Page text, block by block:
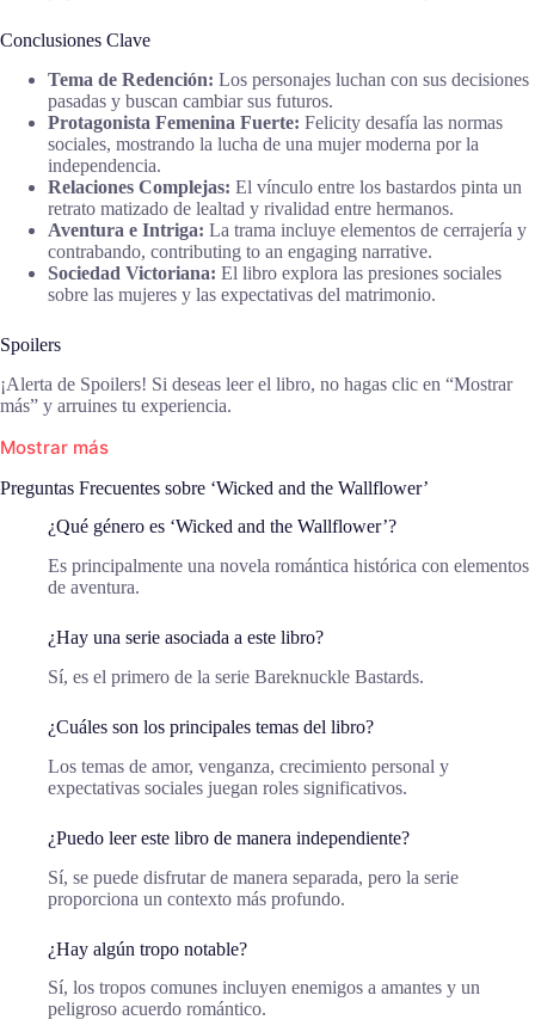
Conclusiones Clave
Tema de Redención: Los personajes luchan con sus decisiones
pasadas y buscan cambiar sus futuros.
Protagonista Femenina Fuerte: Felicity desafía las normas
sociales, mostrando la lucha de una mujer moderna por la
independencia.
Relaciones Complejas: El vínculo entre los bastardos pinta un
retrato matizado de lealtad y rivalidad entre hermanos.
Aventura e Intriga: La trama incluye elementos de cerrajería y
contrabando, contributing to an engaging narrative.
Sociedad Victoriana: El libro explora las presiones sociales
sobre las mujeres y las expectativas del matrimonio.
Spoilers
¡Alerta de Spoilers! Si deseas leer el libro, no hagas clic en “Mostrar
más” y arruines tu experiencia.
Mostrar más
Preguntas Frecuentes sobre ‘Wicked and the Wallflower’
¿Qué género es ‘Wicked and the Wallflower’?
Es principalmente una novela romántica histórica con elementos
de aventura.
¿Hay una serie asociada a este libro?
Sí, es el primero de la serie Bareknuckle Bastards.
¿Cuáles son los principales temas del libro?
Los temas de amor, venganza, crecimiento personal y
expectativas sociales juegan roles significativos.
¿Puedo leer este libro de manera independiente?
Sí, se puede disfrutar de manera separada, pero la serie
proporciona un contexto más profundo.
¿Hay algún tropo notable?
Sí, los tropos comunes incluyen enemigos a amantes y un
peligroso acuerdo romántico.